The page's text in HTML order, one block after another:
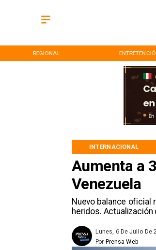
REGIONAL
Aumenta a
Venezuela
Nuevo balance oficial
heridos. Actualización
INTERNACIONAL
Lunes, 6 De Julio De
Prensa Web
Por